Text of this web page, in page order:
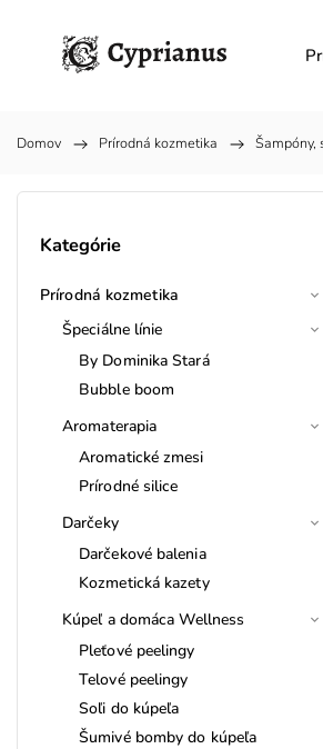
Domov / Prírodná kozmetika / Šampóny,
Kategórie
Prírodná kozmetika
Špeciálne línie
By Dominika Stará
Bubble boom
Aromaterapia
Aromatické zmesi
Prírodné silice
Darčeky
Darčekové balenia
Kozmetická kazety
Kúpeľ a domáca Wellness
Pleťové peelingy
Telové peelingy
Soľi do kúpeľa
Šumivé bomby do kúpeľa